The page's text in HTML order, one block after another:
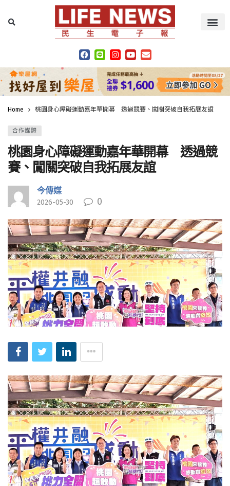
Home 桃園身心障礙運動嘉年華開幕 透過競賽、闖關突破自我拓展友誼
合作媒體
桃園身心障礙運動嘉年華開幕 透過競
賽、闖關突破自我拓展友誼
今傳媒
2026-05-30 0